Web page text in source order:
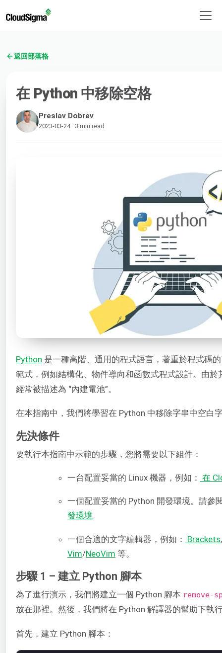
返回部落格
在 Python 中移除空格
Preslav Dobrev
2023-03-24 · 3 min read
Python 是一種高階、通用的程式語言，著重於程式碼
範式，例如結構化、物件導向和函數式程式設計。由
經常被描述為 “內建電池”。
在本指南中，我們將學習在 Python 中移除字串中空白
先決條件
要執行本指南中示範的步驟，您將需要以下組件：
一台配置妥當的 Linux 機器，例如： 在
一個配置妥當的 Python 開發環境。請參
發環境.
一個合適的文字編輯器，例如： Brackets,
Vim/NeoVim 等。
步驟 1 – 建立 Python 腳本
為了進行演示，我們將建立一個 Python 腳本 remove-
放在那裡。然後，我們將在 Python 解譯器的幫助下執
首先，建立 Python 腳本：